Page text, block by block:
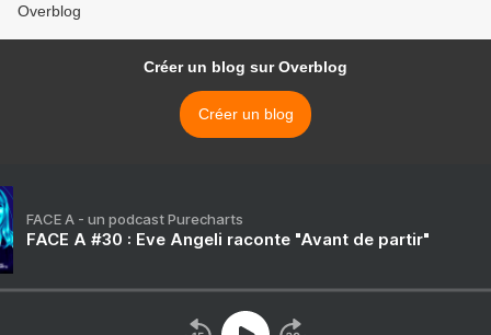
Overblog
Créer un blog sur Overblog
Créer un blog
FACE A - un podcast Purecharts
FACE A #30 : Eve Angeli raconte "Avant de partir"